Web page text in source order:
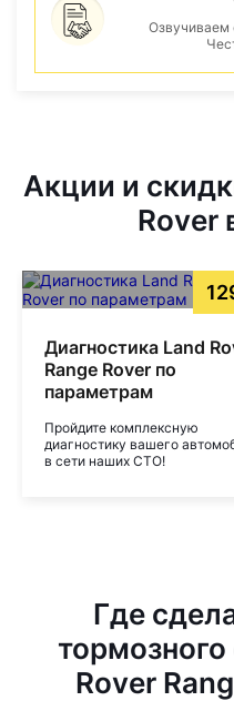
Озвучиваем
Акции и
Rover
Диагностика Land
Range Rover по
параметрам
Пройдите комплексную
диагностику вашего
в сети наших СТО!
Где
Rover